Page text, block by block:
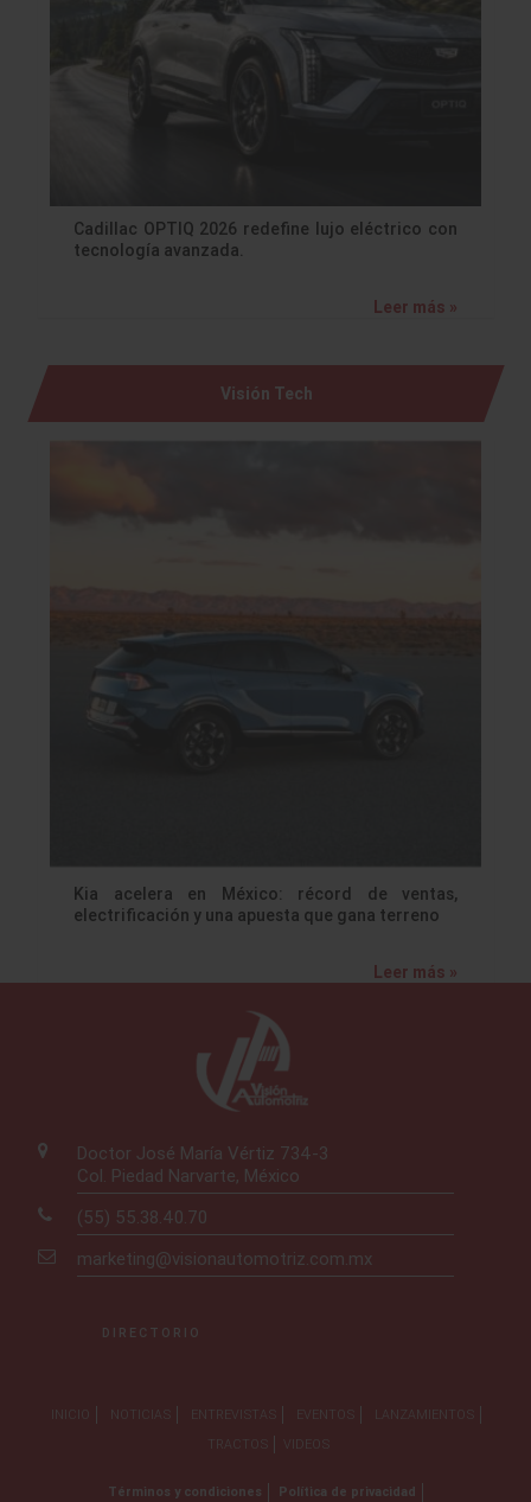
Cadillac OPTIQ 2026 redefine lujo eléctrico con
tecnología avanzada.
Leer más »
Visión Tech
Kia acelera en México: récord de ventas,
electrificación y una apuesta que gana terreno
Leer más »
Doctor José María Vértiz 734-3
Col. Piedad Narvarte, México
(55) 55.38.40.70
marketing@visionautomotriz.com.mx
DIRECTORIO
INICIO NOTICIAS ENTREVISTAS EVENTOS
LANZAMIENTOS
TRACTOS
VIDEOS
Términos y condiciones Política de privacidad